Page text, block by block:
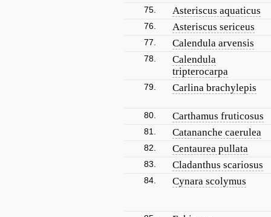
75. Asteriscus aquaticus
76. Asteriscus sericeus
77. Calendula arvensis
78.
Calendula
tripterocarpa
79. Carlina brachylepis
80. Carthamus fruticosus
81. Catananche caerulea
82. Centaurea pullata
83. Cladanthus scariosus
84. Cynara scolymus